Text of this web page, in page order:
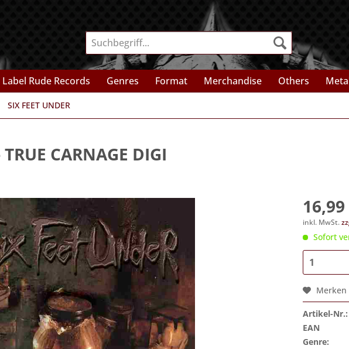
Label Rude Records Genres Format Merchandise Others
SIX FEET UNDER
CARNAGE DIGI
inkl. MwSt.
Sofort
Merken
Artikel-Nr.:
EAN
Genre: